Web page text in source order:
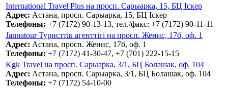
International Travel Plus на просп. Сарыарка, 15, БЦ Іскер
Адрес: Астана, просп. Сарыарка, 15, БЦ Іскер
Телефоны: +7 (7172) 90-13-13, тел./факс: +7 (7172) 90-11-11
Jannatour Туристтік агенттігі на просп. Женис, 17б, оф. 1
Адрес: Астана, просп. Женис, 17б, оф. 1
Телефоны: +7 (7172) 41-30-47, +7 (701) 222-15-15
Kgk Travel на просп. Сарыарка, 3/1, БЦ Болашак, оф. 104
Адрес: Астана, просп. Сарыарка, 3/1, БЦ Болашак, оф. 104
Телефоны: +7 (7172) 54-10-00